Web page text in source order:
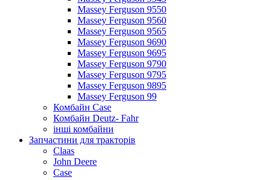
Massey Ferguson 9550
Massey Ferguson 9560
Massey Ferguson 9565
Massey Ferguson 9690
Massey Ferguson 9695
Massey Ferguson 9790
Massey Ferguson 9795
Massey Ferguson 9895
Massey Ferguson 99
Комбайн Case
Комбайн Deutz- Fahr
інші комбайни
Запчастини для тракторів
Claas
John Deere
Case